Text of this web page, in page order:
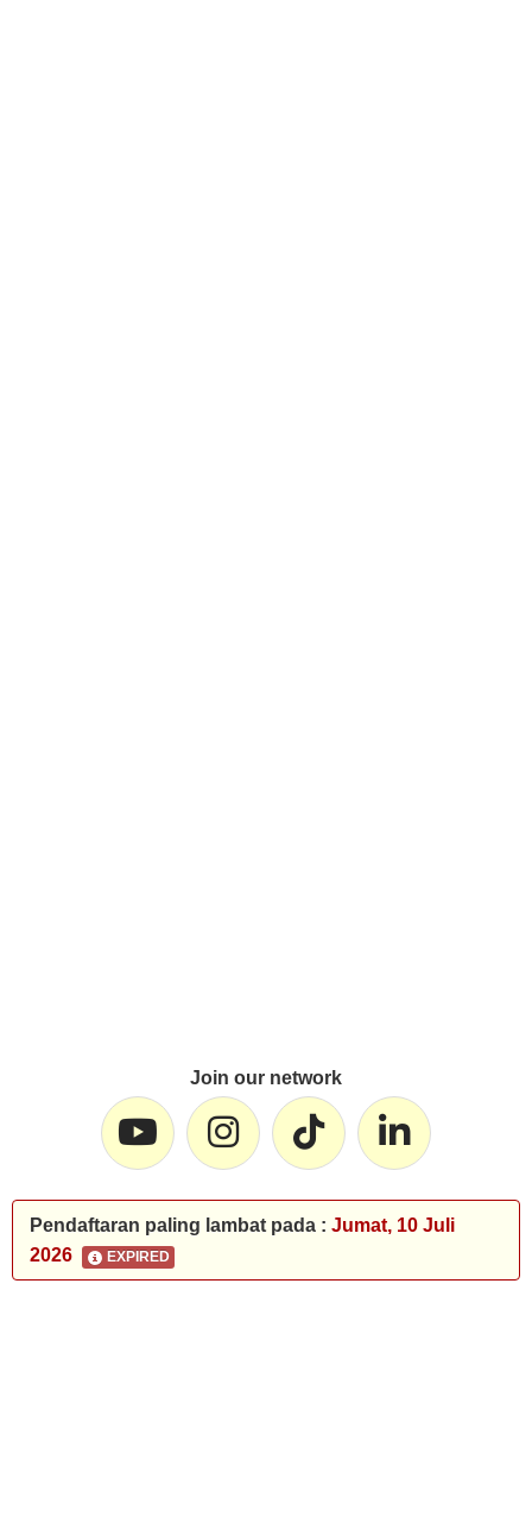
Join our network
Pendaftaran paling lambat pada : Jumat, 10 Juli
2026
EXPIRED